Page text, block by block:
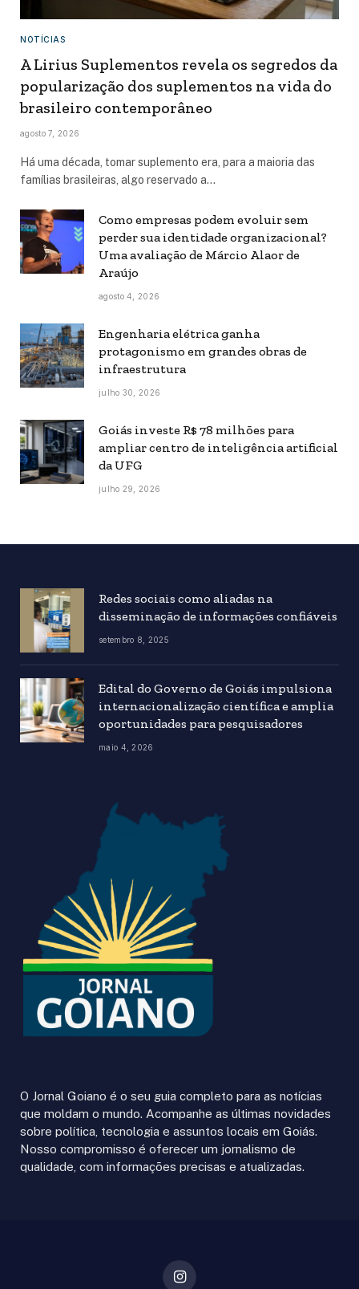
NOTÍCIAS
A Lirius Suplementos revela os segredos da
popularização dos suplementos na vida do
brasileiro contemporâneo
agosto 7, 2026
Há uma década, tomar suplemento era, para a maioria das
famílias brasileiras, algo reservado a…
Como empresas podem evoluir sem
perder sua identidade organizacional?
Uma avaliação de Márcio Alaor de
Araújo
agosto 4, 2026
Engenharia elétrica ganha
protagonismo em grandes obras de
infraestrutura
julho 30, 2026
Goiás investe R$ 78 milhões para
ampliar centro de inteligência artificial
da UFG
julho 29, 2026
Redes sociais como aliadas na
disseminação de informações confiáveis
setembro 8, 2025
Edital do Governo de Goiás impulsiona
internacionalização científica e amplia
oportunidades para pesquisadores
maio 4, 2026
O Jornal Goiano é o seu guia completo para as notícias
que moldam o mundo. Acompanhe as últimas novidades
sobre política, tecnologia e assuntos locais em Goiás.
Nosso compromisso é oferecer um jornalismo de
qualidade, com informações precisas e atualizadas.
Instagram